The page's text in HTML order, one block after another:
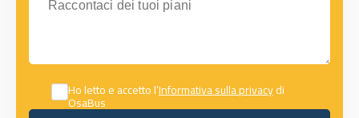
Ho letto e accetto l’Informativa sulla privacydi
OsaBus